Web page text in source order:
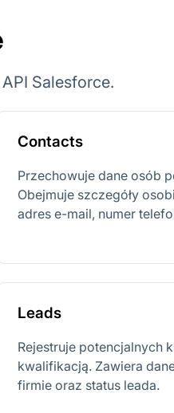
Salesforce.
Contacts
Przechowuje dane osób
Obejmuje szczegóły
adres e-mail, numer
Leads
Rejestruje potencjalnych
kwalifikacją. Zawiera
firmie oraz status leada.